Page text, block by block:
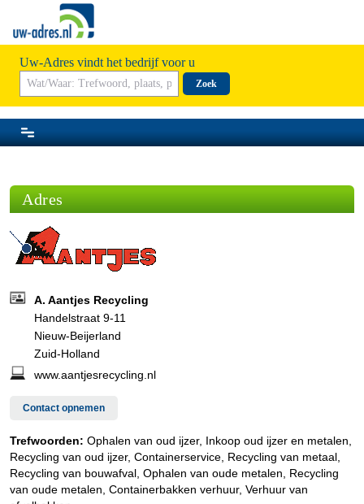
Uw-Adres vindt het bedrijf voor u
Zoek
Adres
A. Aantjes Recycling
Handelstraat 9-11
Nieuw-Beijerland
Zuid-Holland
www.aantjesrecycling.nl
Contact opnemen
Trefwoorden: Ophalen van oud ijzer, Inkoop oud ijzer en metalen,
Recycling van oud ijzer, Containerservice, Recycling van metaal,
Recycling van bouwafval, Ophalen van oude metalen, Recycling
van oude metalen, Containerbakken verhuur, Verhuur van